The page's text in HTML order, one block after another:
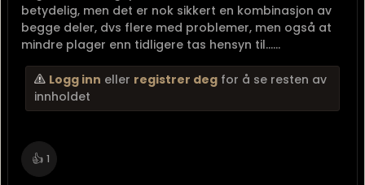
betydelig, men det er nok sikkert en kombinasjon av
begge deler, dvs flere med problemer, men også at
mindre plager enn tidligere tas hensyn til......
Logg inn eller registrer deg for å se resten av
innholdet
👍 1